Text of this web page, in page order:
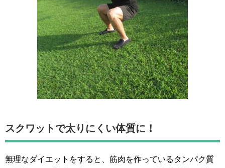
スクワットで太りにくい体質に！
無理なダイエットをすると、筋肉を作っているタンパク質